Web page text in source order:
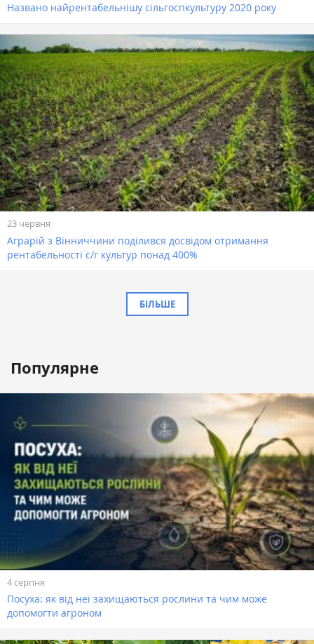
Названо найрентабельнішу сільгоспкультуру 2020 року
23 червня
Аграрій з Вінниччини поділився досвідом отримання
рентабельності с/г культур понад 400%
БІЛЬШЕ
Популярне
4 серпня
Посуха: як від неї захищаються рослини та чим може
допомогти агроном